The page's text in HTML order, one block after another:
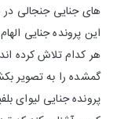
های جنایی جنجالی در
این پرونده جنایی
هر کدام تلاش کرده
گمشده را به تصویر
پرونده جنایی لیوای